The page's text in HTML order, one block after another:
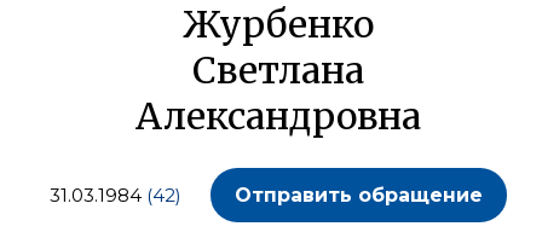
Журбенко
Светлана
Александровна
31.03.1984 (42) Отправить обращение